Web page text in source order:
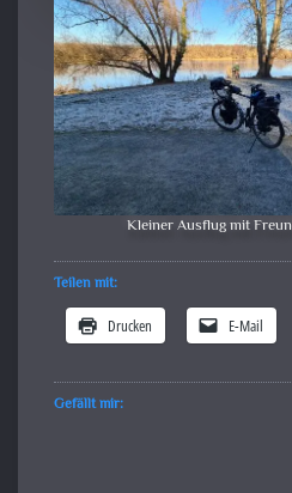
Kleiner Ausflug mit
Teilen mit:
Drucken E-Mail
Gefällt mir: